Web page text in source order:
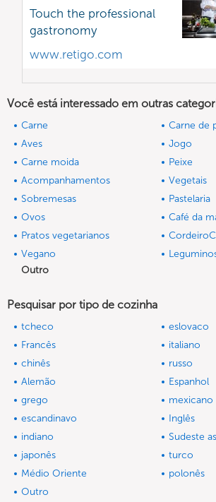
Touch the professional
gastronomy
www.retigo.com
Você está interessado em outras
Carne
Carne de
Aves
Jogo
Carne moida
Peixe
Acompanhamentos
Vegetais
Sobremesas
Pastelaria
Ovos
Café da
Pratos vegetarianos
Vegano
Outro
Pesquisar por tipo de cozinha
tcheco
eslovaco
Francês
italiano
chinês
russo
Alemão
Espanhol
grego
mexicano
escandinavo
Inglês
indiano
Sudeste
japonês
turco
Médio Oriente
polonês
Outro